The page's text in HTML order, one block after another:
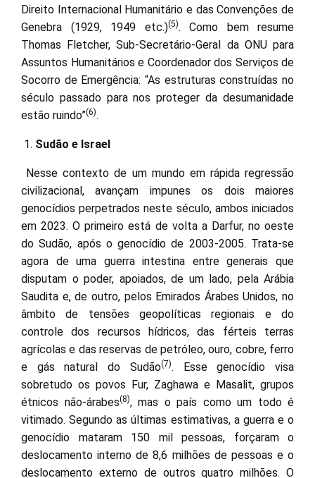
Direito Internacional Humanitário e das Convenções de
Genebra (1929, 1949 etc.)(5). Como bem resume
Thomas Fletcher, Sub-Secretário-Geral da ONU para
Assuntos Humanitários e Coordenador dos Serviços de
Socorro de Emergência: “As estruturas construídas no
século passado para nos proteger da desumanidade
estão ruindo”(6).
Sudão e Israel
Nesse contexto de um mundo em rápida regressão
civilizacional, avançam impunes os dois maiores
genocídios perpetrados neste século, ambos iniciados
em 2023. O primeiro está de volta a Darfur, no oeste
do Sudão, após o genocídio de 2003-2005. Trata-se
agora de uma guerra intestina entre generais que
disputam o poder, apoiados, de um lado, pela Arábia
Saudita e, de outro, pelos Emirados Árabes Unidos, no
âmbito de tensões geopolíticas regionais e do
controle dos recursos hídricos, das férteis terras
agrícolas e das reservas de petróleo, ouro, cobre, ferro
e gás natural do Sudão(7). Esse genocídio visa
sobretudo os povos Fur, Zaghawa e Masalit, grupos
étnicos não-árabes(8), mas o país como um todo é
vitimado. Segundo as últimas estimativas, a guerra e o
genocídio mataram 150 mil pessoas, forçaram o
deslocamento interno de 8,6 milhões de pessoas e o
deslocamento externo de outros quatro milhões. O